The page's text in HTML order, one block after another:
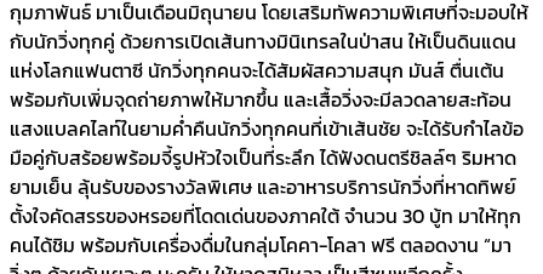
กุมภาพันธ์ มาเป็นเดือนมิถุนายน โดยเสริมทัพความพิเศษที่จะมอบให้
กับนักวิ่งทุกคู่ ด้วยการเปิดเส้นทางมินิเทรลในป่าสน ให้เป็นดินแดน
แห่งโลกแฟนตาซี นักวิ่งทุกคนจะได้สัมผัสความสนุก มันส์ ตื่นเต้น
พร้อมกับเพิ่มจุดถ่ายภาพให้มากขึ้น และเสื้อวิ่งจะมีลวดลายสะท้อน
แสงแบลคไลท์ในยามค่ำคืนนักวิ่งทุกคนที่เข้าเส้นชัย จะได้รับกำไลข้อ
มือคู่กับสร้อยพร้อมจี้รูปหัวใจเป็นที่ระลึก ได้ฟังดนตรีชิลล์ๆ ริมหาด
ยามเย็น ลุ้นรับของรางวัลพิเศษ และอาหารบริการนักวิ่งที่หาดทิพย์
ตั้งใจคัดสรรของหรอยที่โดดเด่นของภาคใต้ จำนวน 30 บู้ท มาให้ทุก
คนได้ชิม พร้อมกับเครื่องดื่มในกลุ่มโคคา-โคลา ฟรี ตลอดงาน “มา